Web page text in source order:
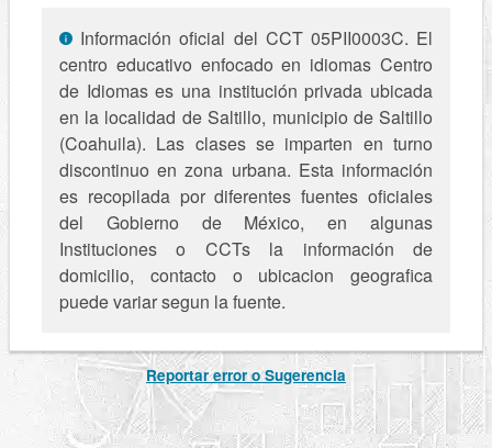
Información oficial del CCT 05PII0003C. El
centro educativo enfocado en idiomas Centro
de Idiomas es una institución privada ubicada
en la localidad de Saltillo, municipio de Saltillo
(Coahuila). Las clases se imparten en turno
discontinuo en zona urbana. Esta información
es recopilada por diferentes fuentes oficiales
del Gobierno de México, en algunas
Instituciones o CCTs la información de
domicilio, contacto o ubicacion geografica
puede variar segun la fuente.
Reportar error o Sugerencia